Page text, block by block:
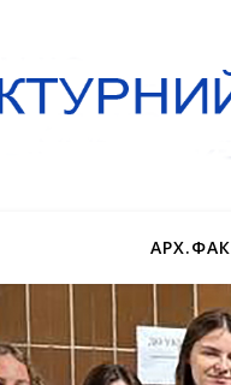
АРХ.ФАК